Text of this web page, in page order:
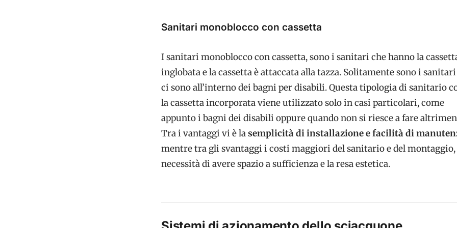
Sanitari monoblocco con cassetta
I sanitari monoblocco con cassetta, sono i sanitari che hanno la
inglobata e la cassetta è attaccata alla tazza. Solitamente sono i
ci sono all’interno dei bagni per disabili. Questa tipologia di sanitario
la cassetta incorporata viene utilizzato solo in casi particolari, come
appunto i bagni dei disabili oppure quando non si riesce a fare
Tra i vantaggi vi è lasemplicità di installazione e facilità di
mentre tra gli svantaggi i costi maggiori del sanitario e del montaggio,
necessità di avere spazio a sufficienza e la resa estetica.